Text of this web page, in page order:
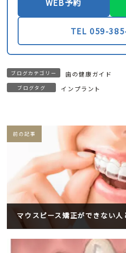
WEB予約
TEL 059-
ブログカテゴリー 歯の健康ガイド
ブログタグ インプラント
前の記事